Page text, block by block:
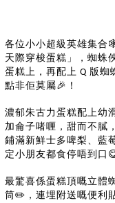
各位小小超級英雄集合
天際穿梭蛋糕」，蜘蛛
蛋糕上，再配上 Q版蜘
點非佢莫屬🎉 ！
濃郁朱古力蛋糕配上幼
加侖子啫喱，甜而不膩
鋪滿新鮮士多啤梨、藍
定小朋友都食停唔到口
最驚喜係蛋糕頂嘅立體
筒✏️ ，連埋附送嘅便利